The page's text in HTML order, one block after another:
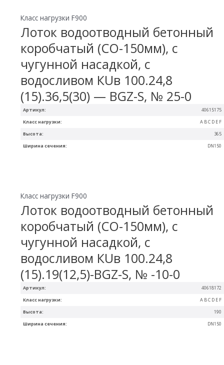
Артикул: 40615175
Ширина сечения: DN150
Высота: 365
Класс нагрузки: A B C D E F
Класс нагрузки F900
Лоток водоотводный бетонный
коробчатый (СО-150мм), с
чугунной насадкой, с
водосливом КUв 100.24,8
(15).36,5(30) — BGZ-S, № 25-0
Артикул: 40618172
Ширина сечения: DN150
Высота: 190
Класс нагрузки: A B C D E F
Класс нагрузки F900
Лоток водоотводный бетонный
коробчатый (СО-150мм), с
чугунной насадкой, с
водосливом КUв 100.24,8
(15).19(12,5)-BGZ-S, № -10-0